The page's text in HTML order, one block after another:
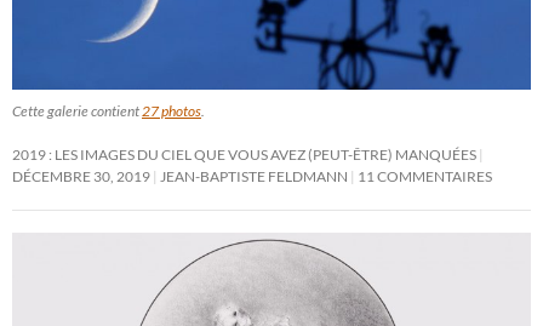
Cette galerie contient27 photos.
2019 : LES IMAGES DU CIEL QUE VOUS AVEZ (PEUT-ÊTRE) MANQUÉES
DÉCEMBRE 30, 2019 JEAN-BAPTISTE FELDMANN 11 COMMENTAIRES